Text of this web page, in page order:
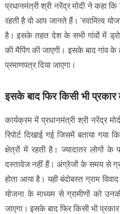
प्रधानमंत्री श्री नरेंद्र मोदी ने कहा
रहती है वो आप जानते हैं। 'स्वामित्व
है। इसके तहत देश के सभी गांवों में
की मैपिंग की जाएगी। इसके बाद गांव के
प्रमाणपत्र दिया जाएगा।
इसके बाद फिर किसी भी प्रकार
कार्यक्रम में प्रधानमंत्री श्री नरेंद्र
रिपोर्ट दिखाई गई जिसमें बताया गया
क्षेत्रों में रहती है। ज्यादातर लोगों
दस्तावेज नहीं हैं। अंग्रेजों के समय से
होता आया है। यही बंदोबस्त ग्राम
योजना के माध्यम से ग्रामीणों को
जाएगा। इसके बाद फिर किसी भी प्रकार